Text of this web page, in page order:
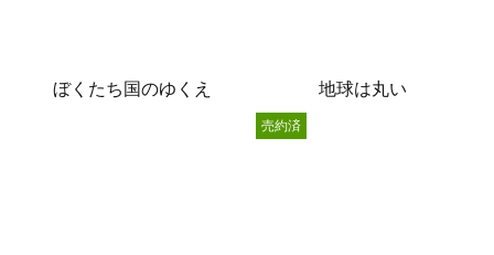
ぼくたち国のゆくえ 地球は丸い
売約済